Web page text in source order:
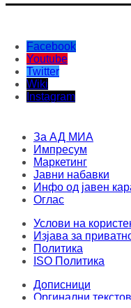
Facebook
Youtube
Twitter
Wiki
Instagram
За АД МИА
Импресум
Маркетинг
Јавни набавки
Инфо од јавен
Оглас
Услови на
Изјава за
Политика
ISO Политика
Дописници
Оргинални